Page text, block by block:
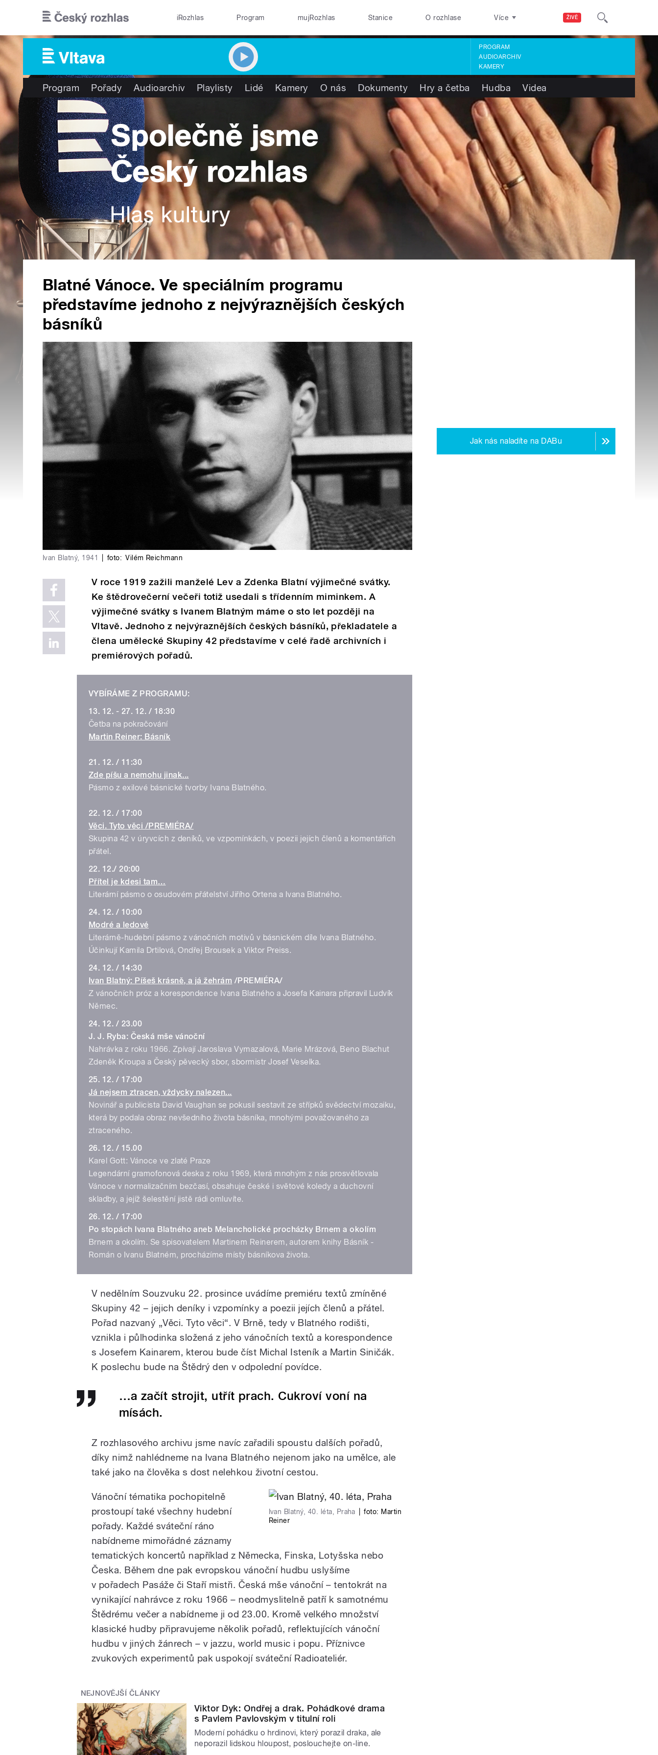
ŽIVĚ
iRozhlas Program mujRozhlas Stanice O rozhlase Více
PROGRAM
AUDIOARCHIV
KAMERY
Program Pořady Audioarchiv Playlisty Lidé Kamery O nás Dokumenty Hry a četba Hudba Videa
Blatné Vánoce. Ve speciálním programu
představíme jednoho z nejvýraznějších českých
básníků
Ivan Blatný, 1941 foto: Vilém Reichmann
V roce 1919 zažili manželé Lev a Zdenka Blatní výjimečné svátky.
Ke štědrovečerní večeři totiž usedali s třídenním miminkem. A
výjimečné svátky s Ivanem Blatným máme o sto let později na
Vltavě. Jednoho z nejvýraznějších českých básníků, překladatele a
člena umělecké Skupiny 42 představíme v celé řadě archivních i
premiérových pořadů.
VYBÍRÁME Z PROGRAMU:
13. 12. - 27. 12. / 18:30
Četba na pokračování
Martin Reiner: Básník
21. 12. / 11:30
Zde píšu a nemohu jinak...
Pásmo z exilové básnické tvorby Ivana Blatného.
22. 12. / 17:00
Věci. Tyto věci /PREMIÉRA/
Skupina 42 v úryvcích z deníků, ve vzpomínkách, v poezii jejích členů a komentářích
přátel.
22. 12./ 20:00
Přítel je kdesi tam…
Literární pásmo o osudovém přátelství Jiřího Ortena a Ivana Blatného.
24. 12. / 10:00
Modré a ledové
Literárně-hudební pásmo z vánočních motivů v básnickém díle Ivana Blatného.
Účinkují Kamila Drtilová, Ondřej Brousek a Viktor Preiss.
24. 12. / 14:30
Ivan Blatný: Píšeš krásně, a já žehrám /PREMIÉRA/
Z vánočních próz a korespondence Ivana Blatného a Josefa Kainara připravil Ludvík
Němec.
24. 12. / 23.00
J. J. Ryba: Česká mše vánoční
Nahrávka z roku 1966. Zpívají Jaroslava Vymazalová, Marie Mrázová, Beno Blachut
Zdeněk Kroupa a Český pěvecký sbor, sbormistr Josef Veselka.
25. 12. / 17:00
Já nejsem ztracen, vždycky nalezen...
Novinář a publicista David Vaughan se pokusil sestavit ze střípků svědectví mozaiku,
která by podala obraz nevšedního života básníka, mnohými považovaného za
ztraceného.
26. 12. / 15.00
Karel Gott: Vánoce ve zlaté Praze
Legendární gramofonová deska z roku 1969, která mnohým z nás prosvětlovala
Vánoce v normalizačním bezčasí, obsahuje české i světové koledy a duchovní
skladby, a jejíž šelestění jistě rádi omluvíte.
26. 12. / 17:00
Po stopách Ivana Blatného aneb Melancholické procházky Brnem a okolím
Brnem a okolím. Se spisovatelem Martinem Reinerem, autorem knihy Básník -
Román o Ivanu Blatném, procházíme místy básníkova života.
V nedělním Souzvuku 22. prosince uvádíme premiéru textů zmíněné
Skupiny 42 – jejich deníky i vzpomínky a poezii jejích členů a přátel.
Pořad nazvaný „Věci. Tyto věci“. V Brně, tedy v Blatného rodišti,
vznikla i půlhodinka složená z jeho vánočních textů a korespondence
s Josefem Kainarem, kterou bude číst Michal Isteník a Martin Siničák.
K poslechu bude na Štědrý den v odpolední povídce.
…a začít strojit, utřít prach. Cukroví voní na
mísách.
Z rozhlasového archivu jsme navíc zařadili spoustu dalších pořadů,
díky nimž nahlédneme na Ivana Blatného nejenom jako na umělce, ale
také jako na člověka s dost nelehkou životní cestou.
Ivan Blatný, 40. léta, Praha foto: Martin
Reiner
Vánoční tématika pochopitelně
prostoupí také všechny hudební
pořady. Každé sváteční ráno
nabídneme mimořádné záznamy
tematických koncertů například z Německa, Finska, Lotyšska nebo
Česka. Během dne pak evropskou vánoční hudbu uslyšíme
v pořadech Pasáže či Staří mistři. Česká mše vánoční – tentokrát na
vynikající nahrávce z roku 1966 – neodmyslitelně patří k samotnému
Štědrému večer a nabídneme ji od 23.00. Kromě velkého množství
klasické hudby připravujeme několik pořadů, reflektujících vánoční
hudbu v jiných žánrech – v jazzu, world music i popu. Příznivce
zvukových experimentů pak uspokojí sváteční Radioateliér.
NEJNOVĚJŠÍ ČLÁNKY
Viktor Dyk: Ondřej a drak. Pohádkové drama
s Pavlem Pavlovským v titulní roli
Moderní pohádku o hrdinovi, který porazil draka, ale
neporazil lidskou hloupost, poslouchejte on-line.
Jak nás naladíte na DABu